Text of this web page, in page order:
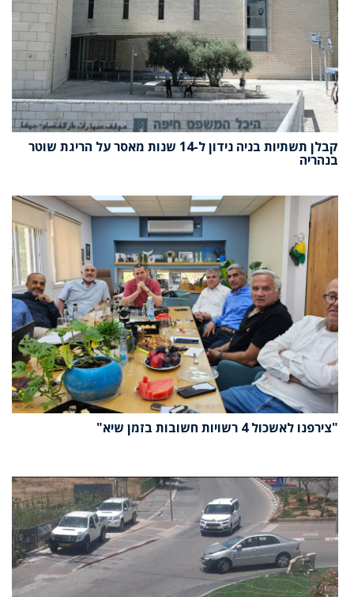
קבלן תשתיות בניה נידון ל-14 שנות מאסר על הריגת שוטר
בנהריה
"צירפנו לאשכול 4 רשויות חשובות בזמן שיא"